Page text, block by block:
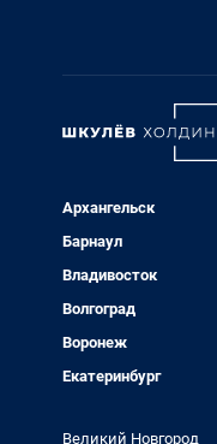
Архангельск
Барнаул
Владивосток
Волгоград
Воронеж
Екатеринбург
Великий Новгород